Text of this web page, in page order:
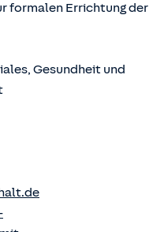
formalen Errichtung der
Gesundheit und